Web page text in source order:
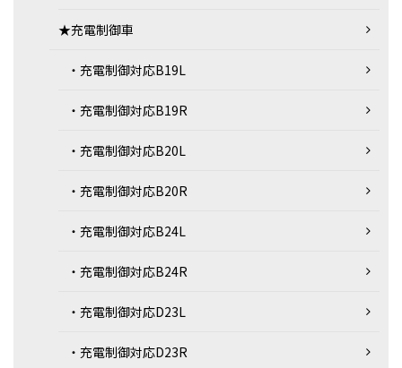
★充電制御車
・充電制御対応B19L
・充電制御対応B19R
・充電制御対応B20L
・充電制御対応B20R
・充電制御対応B24L
・充電制御対応B24R
・充電制御対応D23L
・充電制御対応D23R